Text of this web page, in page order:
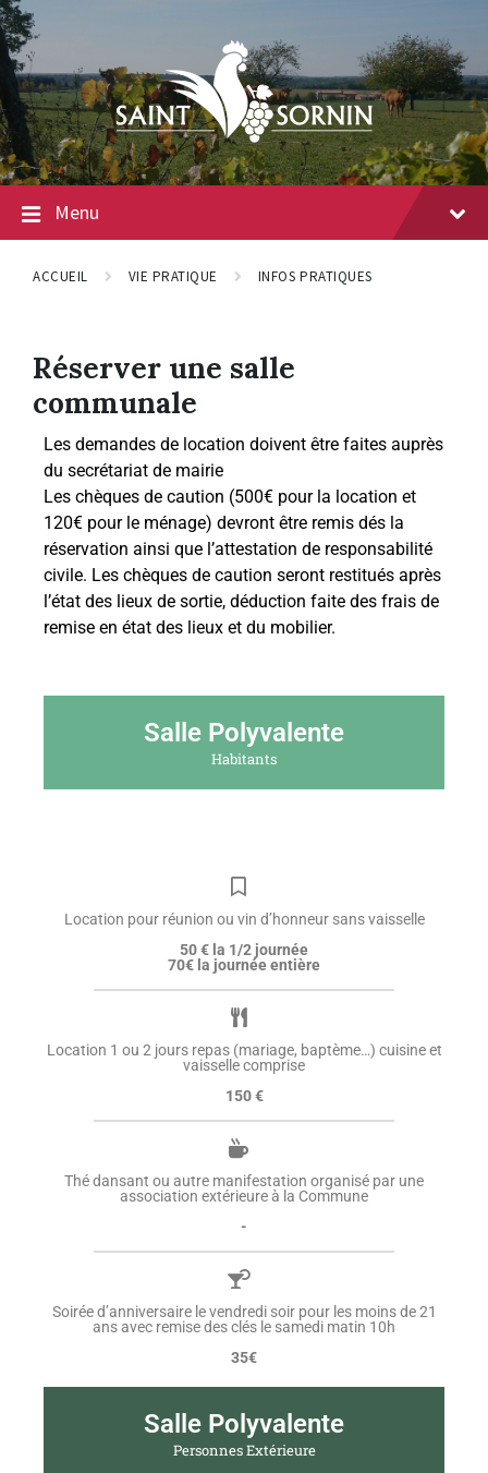
Menu
ACCUEIL VIE PRATIQUE INFOS PRATIQUES
Réserver une salle
communale
Les demandes de location doivent être faites auprès
du secrétariat de mairie
Les chèques de caution (500€ pour la location et
120€ pour le ménage) devront être remis dés la
réservation ainsi que l’attestation de responsabilité
civile. Les chèques de caution seront restitués après
l’état des lieux de sortie, déduction faite des frais de
remise en état des lieux et du mobilier.
Salle Polyvalente
Habitants
Location pour réunion ou vin d’honneur sans vaisselle
50 € la 1/2 journée
70€ la journée entière
Location 1 ou 2 jours repas (mariage, baptème…) cuisine et
vaisselle comprise
150 €
Thé dansant ou autre manifestation organisé par une
association extérieure à la Commune
-
Soirée d’anniversaire le vendredi soir pour les moins de 21
ans avec remise des clés le samedi matin 10h
35€
Salle Polyvalente
Personnes Extérieure